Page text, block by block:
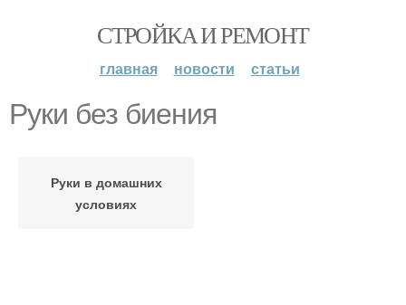
СТРОЙКА И РЕМОНТ
главная новости статьи
Руки без биения
Руки в домашних
условиях